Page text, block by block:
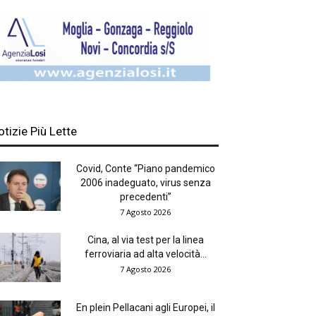
Più Lette
Covid, Conte “Piano pandemico
2006 inadeguato, virus senza
precedenti”
7 Agosto 2026
Cina, al via test per la linea
ferroviaria ad alta velocità...
7 Agosto 2026
En plein Pellacani agli Europei, il